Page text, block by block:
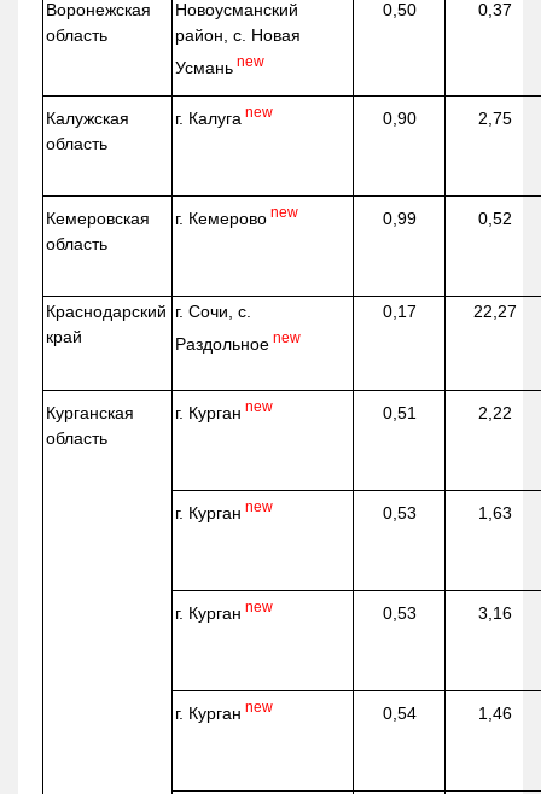
Воронежская
область
Новоусманский
район, с. Новая
Усмань new
0,50 0,37
Калужская
область
г. Калуга new 0,90 2,75
Кемеровская
область
г. Кемерово new 0,99 0,52
Краснодарский
край
г. Сочи, с.
Раздольное new
0,17 22,27
Курганская
область
г. Курган new 0,51 2,22
г. Курган new 0,53 1,63
г. Курган new 0,53 3,16
г. Курган new 0,54 1,46